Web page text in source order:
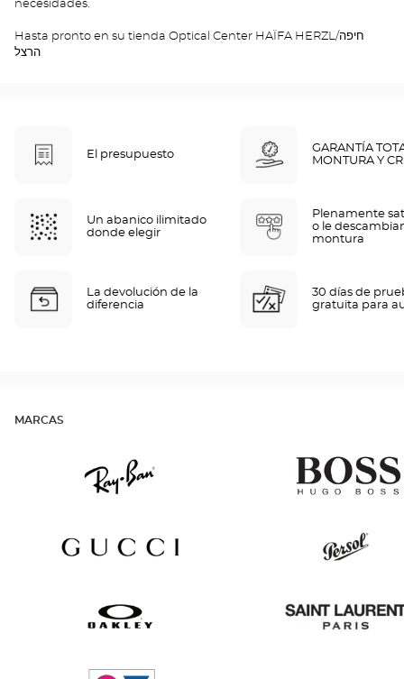
necesidades.
Hasta pronto en su tienda Optical Center HAÏFA HERZL/חיפה
הרצל
El presupuesto
GARANTÍA
MONTURA Y
Un abanico ilimitado
donde elegir
Plenamente
o le
montura
La devolución de la
diferencia
30 días de
gratuita para
MARCAS